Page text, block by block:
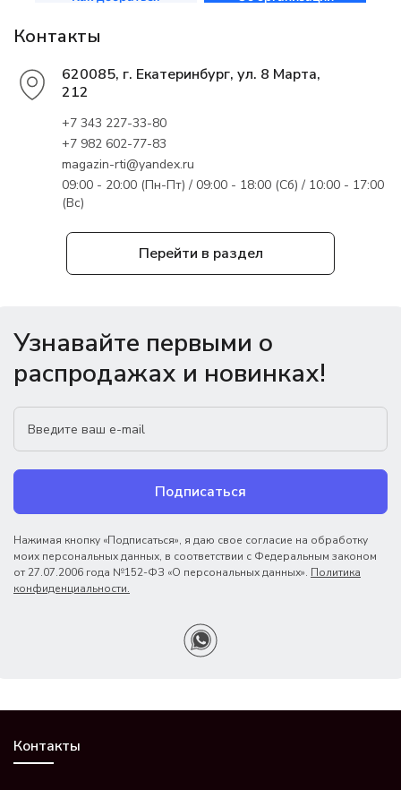
Перейти в раздел
Контакты
620085, г. Екатеринбург, ул. 8 Марта,
212
+7 343 227-33-80
+7 982 602-77-83
magazin-rti@yandex.ru
09:00 - 20:00 (Пн-Пт) / 09:00 - 18:00 (Сб) / 10:00 - 17:00
(Вс)
Узнавайте первыми о
распродажах и новинках!
Подписаться
Нажимая кнопку «Подписаться», я даю свое согласие на обработку
моих персональных данных, в соответствии с Федеральным законом
от 27.07.2006 года №152-ФЗ «О персональных данных». Политика
конфиденциальности.
Контакты